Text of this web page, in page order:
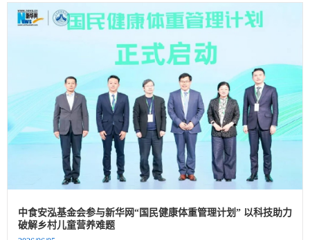
中食安泓基金会参与新华网“国民健康体重管理计划” 以科技助力
破解乡村儿童营养难题